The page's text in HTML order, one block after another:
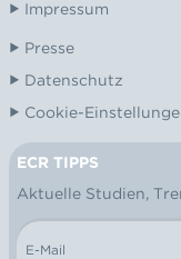
Impressum
Presse
Datenschutz
Cookie-
NEWSLETTER
ECR TIPPS
Aktuelle Studien,
E-Mail